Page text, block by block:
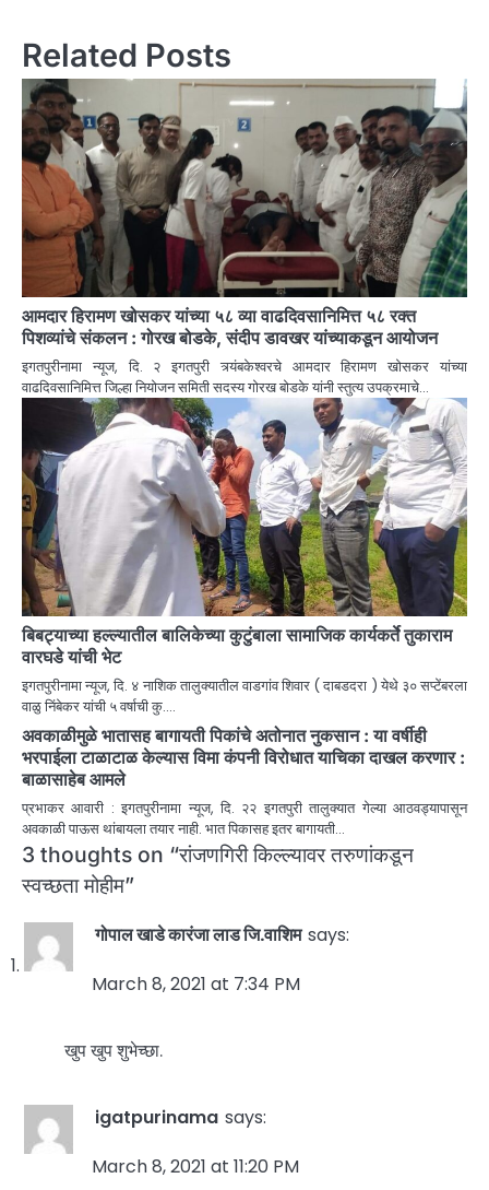
Related Posts
आमदार हिरामण खोसकर यांच्या ५८ व्या वाढदिवसानिमित्त ५८ रक्त
पिशव्यांचे संकलन : गोरख बोडके, संदीप डावखर यांच्याकडून आयोजन
इगतपुरीनामा न्यूज, दि. २ इगतपुरी त्र्यंबकेश्वरचे आमदार हिरामण खोसकर यांच्या
वाढदिवसानिमित्त जिल्हा नियोजन समिती सदस्य गोरख बोडके यांनी स्तुत्य उपक्रमाचे…
बिबट्याच्या हल्ल्यातील बालिकेच्या कुटुंबाला सामाजिक कार्यकर्ते तुकाराम
वारघडे यांची भेट
इगतपुरीनामा न्यूज, दि. ४ नाशिक तालुक्यातील वाडगांव शिवार ( दाबडदरा ) येथे ३० सप्टेंबरला
वाळु निंबेकर यांची ५ वर्षाची कु.…
अवकाळीमुळे भातासह बागायती पिकांचे अतोनात नुकसान : या वर्षीही
भरपाईला टाळाटाळ केल्यास विमा कंपनी विरोधात याचिका दाखल करणार :
बाळासाहेब आमले
प्रभाकर आवारी : इगतपुरीनामा न्यूज, दि. २२ इगतपुरी तालुक्यात गेल्या आठवड्यापासून
अवकाळी पाऊस थांबायला तयार नाही. भात पिकासह इतर बागायती…
3 thoughts on “रांजणगिरी किल्ल्यावर तरुणांकडून
स्वच्छता मोहीम”
गोपाल खाडे कारंजा लाड जि.वाशिम says:
March 8, 2021 at 7:34 PM
खुप खुप शुभेच्छा.
igatpurinama says:
March 8, 2021 at 11:20 PM